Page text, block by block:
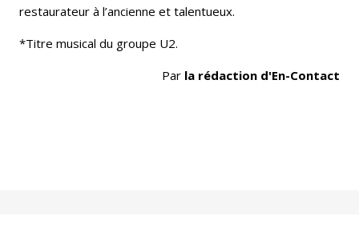
restaurateur à l’ancienne et talentueux.
*Titre musical du groupe U2.
Par la rédaction d'En-Contact